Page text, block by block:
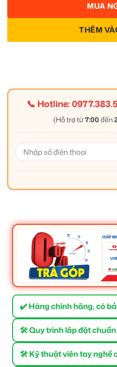
THÊM
MUA
📞 Hotline:
(Hỗ trợ từ7:00 đến
✔️ Hàng chính hãng, có
🛠 Quy trình lắp đặt chuẩn
🛠 Kỹ thuật viên tay nghề